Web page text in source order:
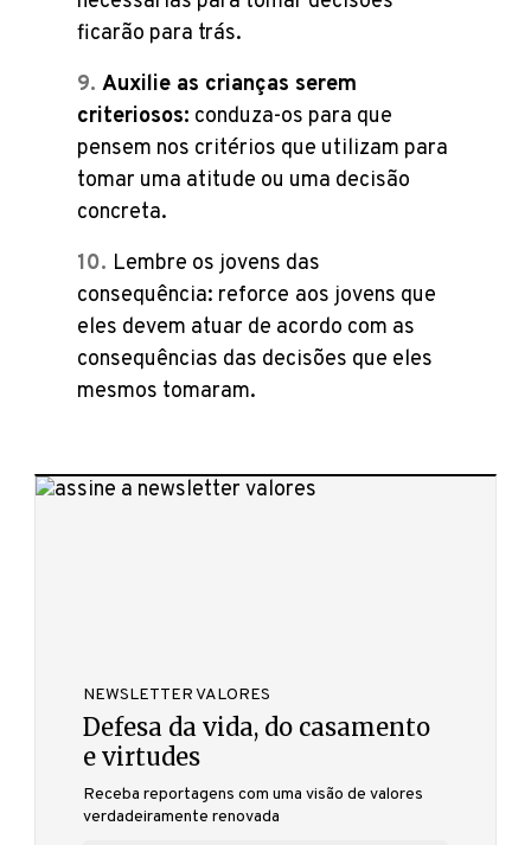
ficarão para trás.
Auxilie as crianças serem
criteriosos: conduza-os para que
pensem nos critérios que utilizam para
tomar uma atitude ou uma decisão
concreta.
Lembre os jovens das
consequência: reforce aos jovens que
eles devem atuar de acordo com as
consequências das decisões que eles
mesmos tomaram.
NEWSLETTER VALORES
Defesa da vida, do casamento
e virtudes
Receba reportagens com uma visão de valores
verdadeiramente renovada